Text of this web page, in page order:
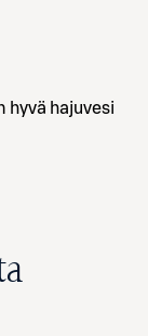
hyvä hajuvesi